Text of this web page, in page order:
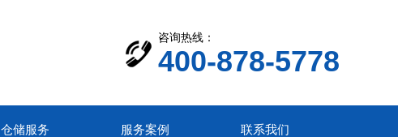
咨询热线：
400-878-5778
仓储服务 服务案例 联系我们